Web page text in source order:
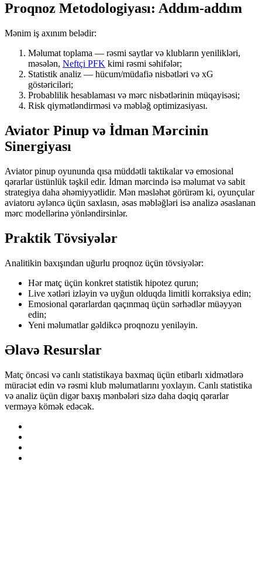
Proqnoz Metodologiyası: Addım-addım
Mənim iş axınım belədir:
Məlumat toplama — rəsmi saytlar və klubların yenilikləri,
məsələn, Neftçi PFK kimi rəsmi səhifələr;
Statistik analiz — hücum/müdafiə nisbətləri və xG
göstəriciləri;
Probablilik hesablaması və mərc nisbətlərinin müqayisəsi;
Risk qiymətləndirməsi və məbləğ optimizasiyası.
Aviator Pinup və İdman Mərcinin
Sinergiyası
Aviator pinup oyununda qısa müddətli taktikalar və emosional
qərarlar üstünlük təşkil edir. İdman mərcində isə məlumat və sabit
strategiya daha əhəmiyyətlidir. Mən məsləhət görürəm ki, oyunçular
aviatoru əyləncə üçün saxlasın, əsas məbləğləri isə analizə əsaslanan
mərc modellərinə yönləndirsinlər.
Praktik Tövsiyələr
Analitikin baxışından uğurlu proqnoz üçün tövsiyələr:
Hər matç üçün konkret statistik hipotez qurun;
Live xətləri izləyin və uyğun olduqda limitli korraksiya edin;
Emosional qərarlardan qaçınmaq üçün sərhədlər müəyyən
edin;
Yeni məlumatlar gəldikcə proqnozu yeniləyin.
Əlavə Resurslar
Matç öncəsi və canlı statistikaya baxmaq üçün etibarlı xidmətlərə
müraciət edin və rəsmi klub məlumatlarını yoxlayın. Canlı statistika
və analiz üçün digər baxış mənbələri sizə daha dəqiq qərarlar
verməyə kömək edəcək.